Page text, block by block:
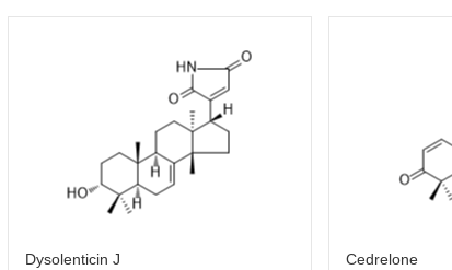
Dysolenticin J Cedrelone